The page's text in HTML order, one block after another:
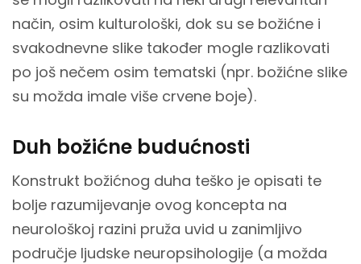
način, osim kulturološki, dok su se božićne i
svakodnevne slike također mogle razlikovati
po još nečem osim tematski (npr. božićne slike
su možda imale više crvene boje).
Duh božićne budućnosti
Konstrukt božićnog duha teško je opisati te
bolje razumijevanje ovog koncepta na
neurološkoj razini pruža uvid u zanimljivo
područje ljudske neuropsihologije (a možda